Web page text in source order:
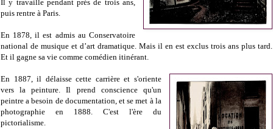
Il y travaille pendant près de trois ans,
puis rentre à Paris.
En 1878, il est admis au Conservatoire
national de musique et d’art dramatique. Mais il en est exclus trois ans plus tard.
Et il gagne sa vie comme comédien itinérant.
En 1887, il délaisse cette carrière et s'oriente
vers la peinture. Il prend conscience qu'un
peintre a besoin de documentation, et se met à la
photographie en 1888. C'est l'ère du
pictorialisme.